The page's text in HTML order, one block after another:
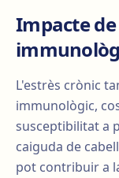
Impacte
L'estrès crònic
immunològic,
susceptibilitat a
caiguda de
pot contribuir a